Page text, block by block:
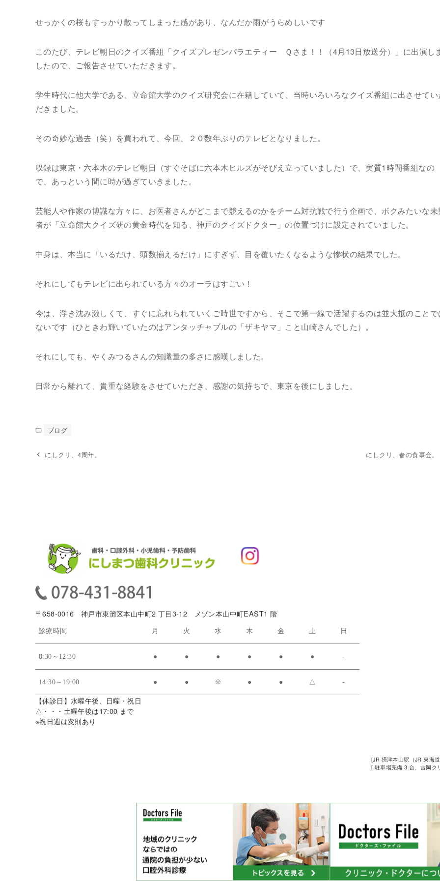
せっかくの桜もすっかり散ってしまった感があり、なんだか雨がうらめしいです
このたび、テレビ朝日のクイズ番組「クイズプレゼンバラエティー Ｑさま！！（4月13日放送分）」に出演し
したので、ご報告させていただきます。
学生時代に他大学である、立命館大学のクイズ研究会に在籍していて、当時いろいろなクイズ番組に出させて
だきました。
その奇妙な過去（笑）を買われて、今回、２０数年ぶりのテレビとなりました。
収録は東京・六本木のテレビ朝日（すぐそばに六本木ヒルズがそびえ立っていました）で、実質1時間番組なの
で、あっという間に時が過ぎていきました。
芸能人や作家の博識な方々に、お医者さんがどこまで競えるのかをチーム対抗戦で行う企画で、ボクみたいな
者が「立命館大クイズ研の黄金時代を知る、神戸のクイズドクター」の位置づけに設定されていました。
中身は、本当に「いるだけ、頭数揃えるだけ」にすぎず、目を覆いたくなるような惨状の結果でした。
それにしてもテレビに出られている方々のオーラはすごい！
今は、浮き沈み激しくて、すぐに忘れられていくご時世ですから、そこで第一線で活躍するのは並大抵のこと
ないです（ひときわ輝いていたのはアンタッチャブルの「ザキヤマ」こと山崎さんでした）。
それにしても、やくみつるさんの知識量の多さに感嘆しました。
日常から離れて、貴重な経験をさせていただき、感謝の気持ちで、東京を後にしました。
ブログ
にしクリ、4周年。 にしクリ、春の食事会。
〒658-0016 神戸市東灘区本山中町2 丁目3-12 メゾン本山中町EAST1 階
診療時間 月 火 水 木 金 土 日
8:30～12:30 ● ● ● ● ● ● -
14:30～19:00 ● ● ※ ● ● △ -
【休診日】水曜午後、日曜・祝日
△・・・土曜午後は17:00 まで
※祝日週は変則あり
[JR 摂津本山駅（JR 東海
[ 駐車場完備 3 台、吉岡ク